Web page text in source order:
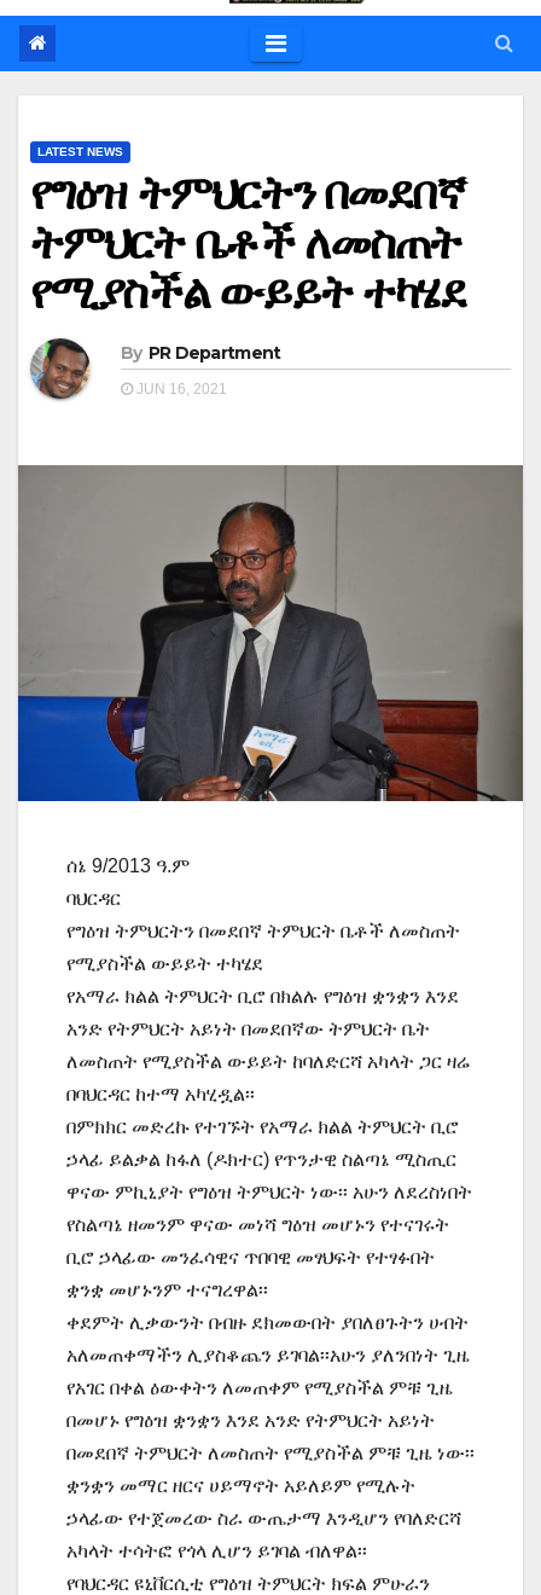
LATEST NEWS
የግዕዝ ትምህርትን በመደበኛ
ትምህርት ቤቶች ለመስጠት
የሚያስችል ውይይት ተካሄደ
By PR Department
JUN 16, 2021
ሰኔ 9/2013 ዓ.ም
ባህርዳር
የግዕዝ ትምህርትን በመደበኛ ትምህርት ቤቶች ለመስጠት
የሚያስችል ውይይት ተካሄደ
የአማራ ክልል ትምህርት ቢሮ በክልሉ የግዕዝ ቋንቋን እንደ
አንድ የትምህርት አይነት በመደበኛው ትምህርት ቤት
ለመስጠት የሚያስችል ውይይት ከባለድርሻ አካላት ጋር ዛሬ
በባህርዳር ከተማ አካሂዷል፡፡
በምክክር መድረኩ የተገኙት የአማራ ክልል ትምህርት ቢሮ
ኃላፊ ይልቃል ከፋለ (ዶክተር) የጥንታዊ ስልጣኔ ሚስጢር
ዋናው ምኪኒያት የግዕዝ ትምህርት ነው፡፡ አሁን ለደረስነበት
የስልጣኔ ዘመንም ዋናው መነሻ ግዕዝ መሆኑን የተናገሩት
ቢሮ ኃላፊው መንፈሳዊና ጥበባዊ መፃህፍት የተፃፉበት
ቋንቋ መሆኑንም ተናግረዋል፡፡
ቀደምት ሊቃውንት በብዙ ደክመውበት ያበለፀጉትን ሀብት
አለመጠቀማችን ሊያስቆጨን ይገባል፡፡አሁን ያለንበነት ጊዜ
የአገር በቀል ዕውቀትን ለመጠቀም የሚያስችል ምቹ ጊዜ
በመሆኑ የግዕዝ ቋንቋን እንደ አንድ የትምህርት አይነት
በመደበኛ ትምህርት ለመስጠት የሚያስችል ምቹ ጊዜ ነው፡፡
ቋንቋን መማር ዘርና ሀይማኖት አይለይም የሚሉት
ኃላፊው የተጀመረው ስራ ውጤታማ እንዲሆን የባለድርሻ
አካላት ተሳትፎ የጎላ ሊሆን ይገባል ብለዋል፡፡
የባህርዳር ዩኒቨርሲቲ የግዕዝ ትምህርት ክፍል ምሁራን